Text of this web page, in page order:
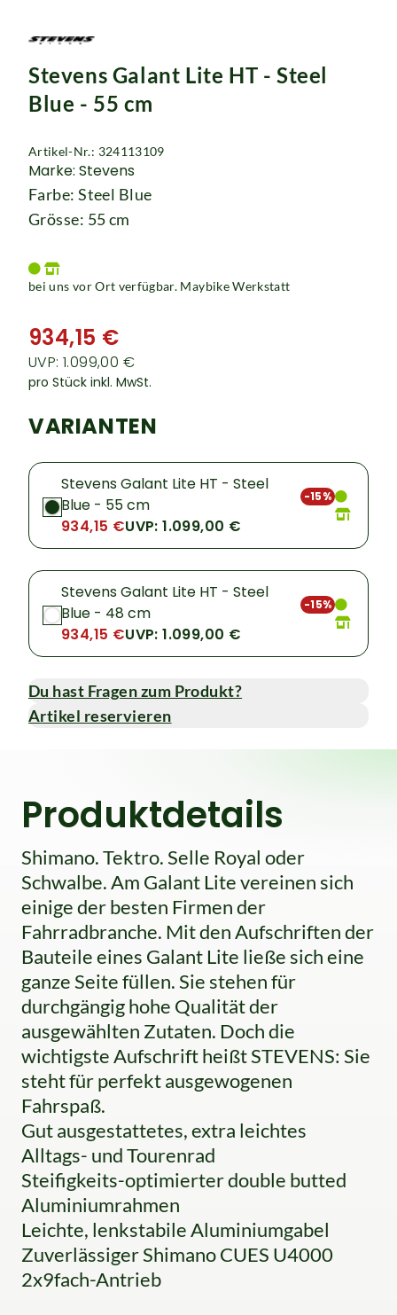
Schlösser
Stevens Galant Lite HT - Steel
Blue - 55 cm
Artikel-Nr.: 324113109
Marke: Stevens
Farbe: Steel Blue
Grösse: 55 cm
bei uns vor Ort verfügbar. Maybike Werkstatt
934,15 €
UVP: 1.099,00 €
pro Stück inkl. MwSt.
VARIANTEN
Stevens Galant Lite HT - Steel
Blue - 55 cm
934,15 €UVP: 1.099,00 €
-15%
Stevens Galant Lite HT - Steel
Blue - 48 cm
934,15 €UVP: 1.099,00 €
-15%
Du hast Fragen zum Produkt?
Artikel reservieren
Produktdetails
Shimano. Tektro. Selle Royal oder
Schwalbe. Am Galant Lite vereinen sich
einige der besten Firmen der
Fahrradbranche. Mit den Aufschriften der
Bauteile eines Galant Lite ließe sich eine
ganze Seite füllen. Sie stehen für
durchgängig hohe Qualität der
ausgewählten Zutaten. Doch die
wichtigste Aufschrift heißt STEVENS: Sie
steht für perfekt ausgewogenen
Fahrspaß.
Gut ausgestattetes, extra leichtes
Alltags- und Tourenrad
Steifigkeits-optimierter double butted
Aluminiumrahmen
Leichte, lenkstabile Aluminiumgabel
Zuverlässiger Shimano CUES U4000
2x9fach-Antrieb